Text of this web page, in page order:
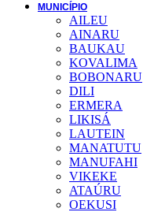
MUNICÍPIO
AILEU
AINARU
BAUKAU
KOVALIMA
BOBONARU
DILI
ERMERA
LIKISÁ
LAUTEIN
MANATUTU
MANUFAHI
VIKEKE
ATAÚRU
OEKUSI